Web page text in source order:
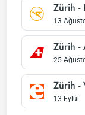
Zürih -
13
Zürih -
25
Zürih -
13 Eylül